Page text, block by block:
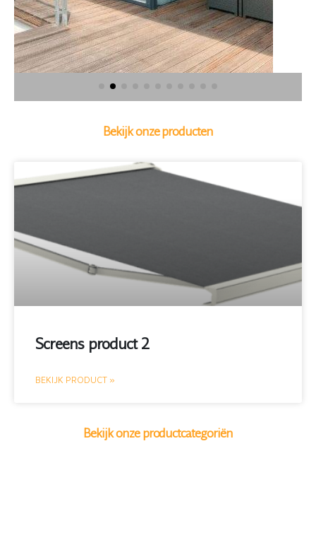
Bekijk onze producten
Screens product 2
BEKIJK PRODUCT »
Bekijk onze productcategoriën